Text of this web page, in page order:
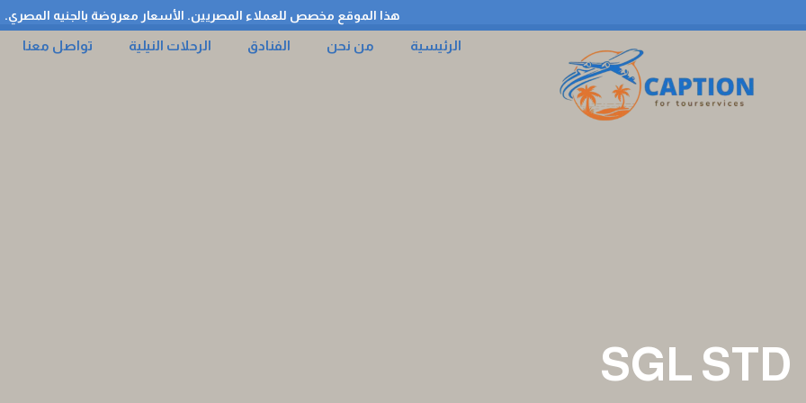
هذا الموقع مخصص للعملاء المصريين. الأسعار معروضة بالجنيه المصري.
الرئيسية من نحن الفنادق الرحلات النيلية تواصل معنا
SGL STD